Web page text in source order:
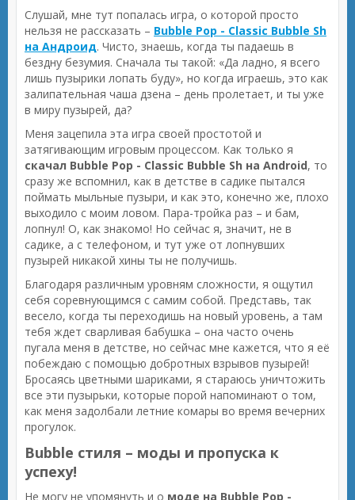
Слушай, мне тут попалась игра, о которой просто
нельзя не рассказать – Bubble Pop - Classic Bubble Sh
на Андроид. Чисто, знаешь, когда ты падаешь в
бездну безумия. Сначала ты такой: «Да ладно, я всего
лишь пузырики лопать буду», но когда играешь, это как
залипательная чаша дзена – день пролетает, и ты уже
в миру пузырей, да?
Меня зацепила эта игра своей простотой и
затягивающим игровым процессом. Как только я
скачал Bubble Pop - Classic Bubble Sh на Android, то
сразу же вспомнил, как в детстве в садике пытался
поймать мыльные пузыри, и как это, конечно же, плохо
выходило с моим ловом. Пара-тройка раз – и бам,
лопнул! О, как знакомо! Но сейчас я, значит, не в
садике, а с телефоном, и тут уже от лопнувших
пузырей никакой хины ты не получишь.
Благодаря различным уровням сложности, я ощутил
себя соревнующимся с самим собой. Представь, так
весело, когда ты переходишь на новый уровень, а там
тебя ждет сварливая бабушка – она часто очень
пугала меня в детстве, но сейчас мне кажется, что я её
побеждаю с помощью добротных взрывов пузырей!
Бросаясь цветными шариками, я стараюсь уничтожить
все эти пузырьки, которые порой напоминают о том,
как меня задолбали летние комары во время вечерних
прогулок.
Bubble стиля – моды и пропуска к
успеху!
Не могу не упомянуть и о моде на Bubble Pop -